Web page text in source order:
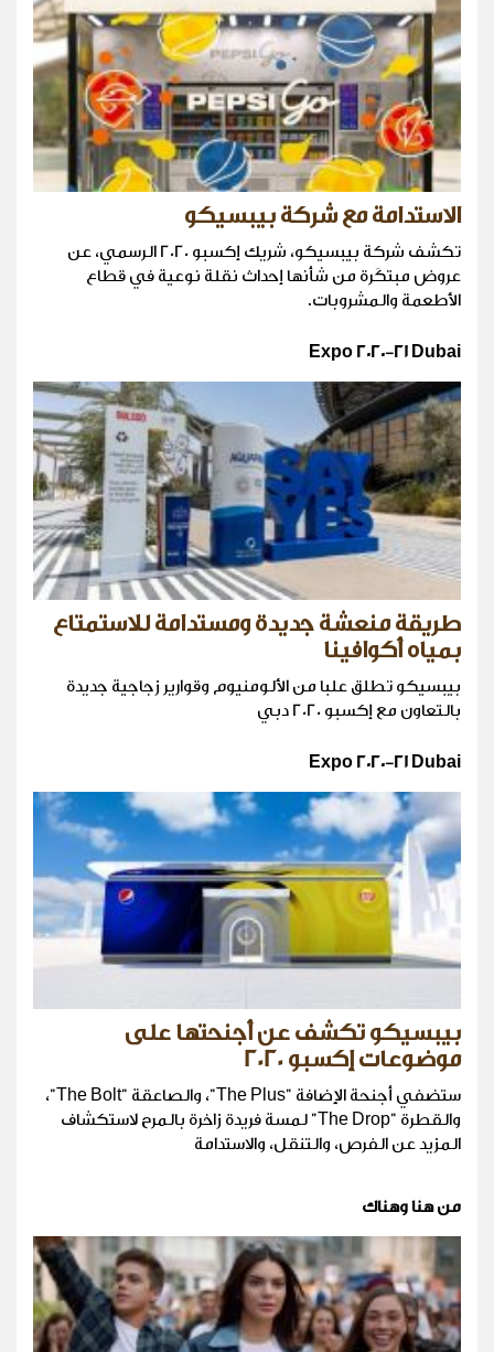
الاستدامة مع شركة بيبسيكو
تكشف شركة بيبسيكو، شريك إكسبو 2020 الرسمي، عن
عروض مبتكَرة من شأنها إحداث نقلة نوعية في قطاع
الأطعمة والمشروبات.
Expo 2020-21 Dubai
طريقة منعشة جديدة ومستدامة للاستمتاع
بمياه أكوافينا
بيبسيكو تطلق علبا من الألومنيوم وقوارير زجاجية جديدة
بالتعاون مع إكسبو 2020 دبي
Expo 2020-21 Dubai
بيبسيكو تكشف عن أجنحتها على
موضوعات إكسبو 2020
ستضفي أجنحة الإضافة "The Plus"، والصاعقة "The Bolt"،
والقطرة "The Drop" لمسة فريدة زاخرة بالمرح لاستكشاف
المزيد عن الفرص، والتنقل، والاستدامة
من هنا وهناك